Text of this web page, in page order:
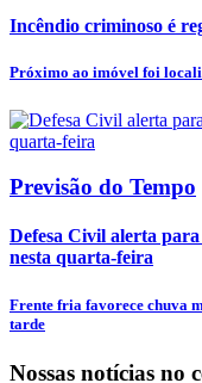
Incêndio criminoso é
Próximo ao imóvel foi
Previsão do Tempo
Defesa Civil alerta
nesta quarta-feira
Frente fria favorece chuva
tarde
Nossas notícias no